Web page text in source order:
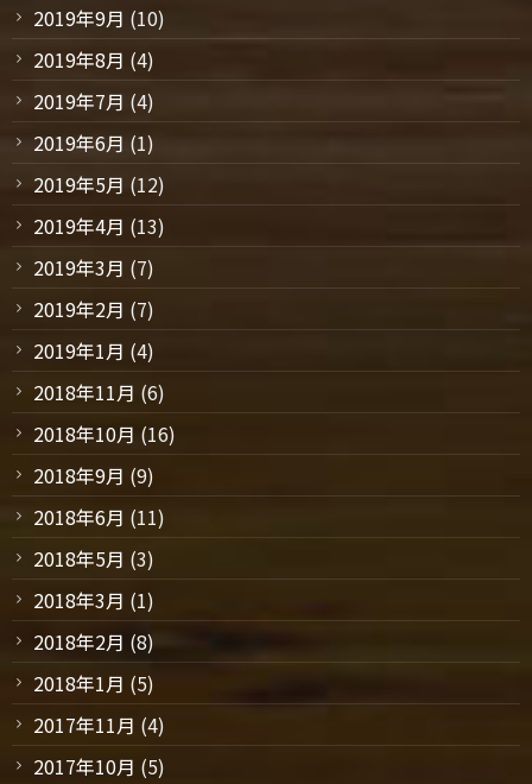
2019年9月 (10)
2019年8月 (4)
2019年7月 (4)
2019年6月 (1)
2019年5月 (12)
2019年4月 (13)
2019年3月 (7)
2019年2月 (7)
2019年1月 (4)
2018年11月 (6)
2018年10月 (16)
2018年9月 (9)
2018年6月 (11)
2018年5月 (3)
2018年3月 (1)
2018年2月 (8)
2018年1月 (5)
2017年11月 (4)
2017年10月 (5)